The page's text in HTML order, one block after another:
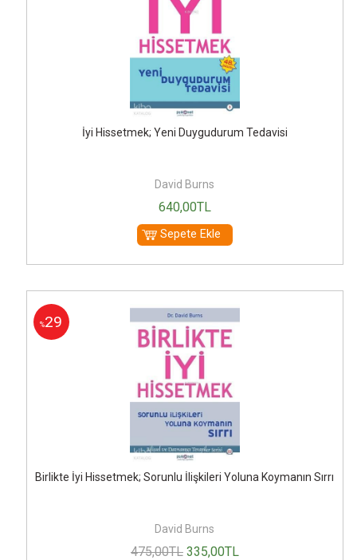
İyi Hissetmek; Yeni Duygudurum Tedavisi
David Burns
640,00TL
Sepete Ekle
%29
Birlikte İyi Hissetmek; Sorunlu İlişkileri Yoluna Koymanın Sırrı
David Burns
475,00TL 335,00TL